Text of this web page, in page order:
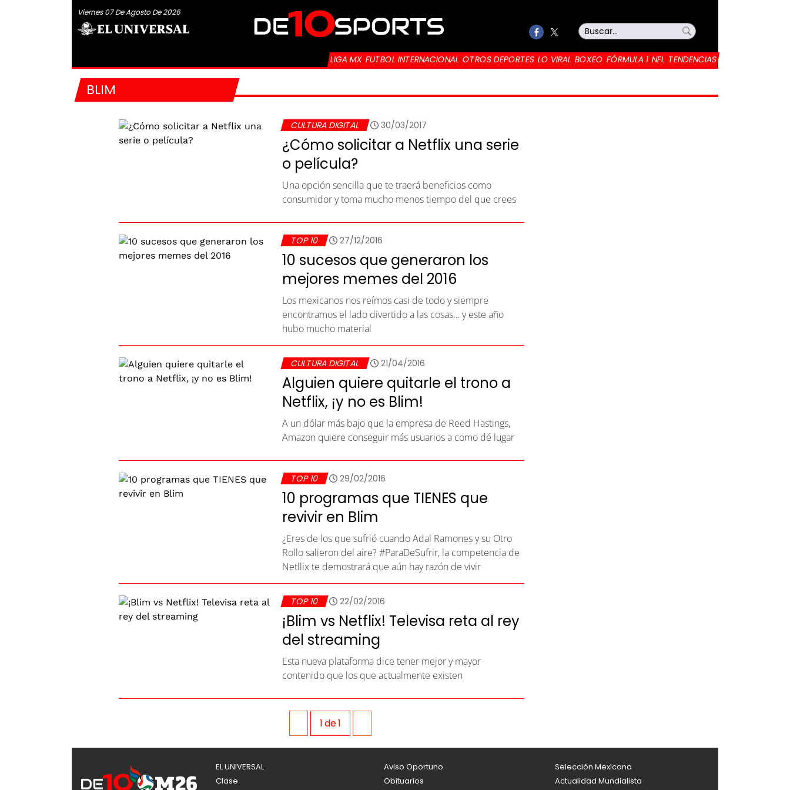
Viernes 07 De Agosto De 2026
LIGA MX FUTBOL INTERNACIONAL OTROS DEPORTES LO VIRAL BOXEO FÓRMULA 1 NFL TENDENCIAS
BLIM
CULTURA DIGITAL 30/03/2017
¿Cómo solicitar a Netflix una serie
o película?
Una opción sencilla que te traerá beneficios como
consumidor y toma mucho menos tiempo del que crees
TOP 10 27/12/2016
10 sucesos que generaron los
mejores memes del 2016
Los mexicanos nos reímos casi de todo y siempre
encontramos el lado divertido a las cosas… y este año
hubo mucho material
CULTURA DIGITAL 21/04/2016
Alguien quiere quitarle el trono a
Netflix, ¡y no es Blim!
A un dólar más bajo que la empresa de Reed Hastings,
Amazon quiere conseguir más usuarios a como dé lugar
TOP 10 29/02/2016
10 programas que TIENES que
revivir en Blim
¿Eres de los que sufrió cuando Adal Ramones y su Otro
Rollo salieron del aire? #ParaDeSufrir, la competencia de
Netllix te demostrará que aún hay razón de vivir
TOP 10 22/02/2016
¡Blim vs Netflix! Televisa reta al rey
del streaming
Esta nueva plataforma dice tener mejor y mayor
contenido que los que actualmente existen
1de1
EL UNIVERSAL
Clase
Aviso Oportuno
Obituarios
Selección Mexicana
Actualidad Mundialista